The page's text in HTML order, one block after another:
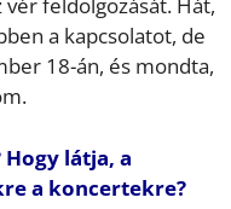
feldolgozását. Hát,
a kapcsolatot, de
18-án, és mondta,
látja, a
a koncertekre?